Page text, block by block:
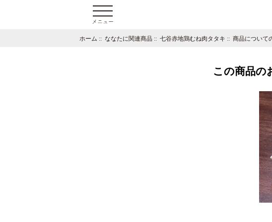
ホーム :: ななたに関連商品 :: 七谷赤地鶏むね肉タタキ :: 商品について
この商品の